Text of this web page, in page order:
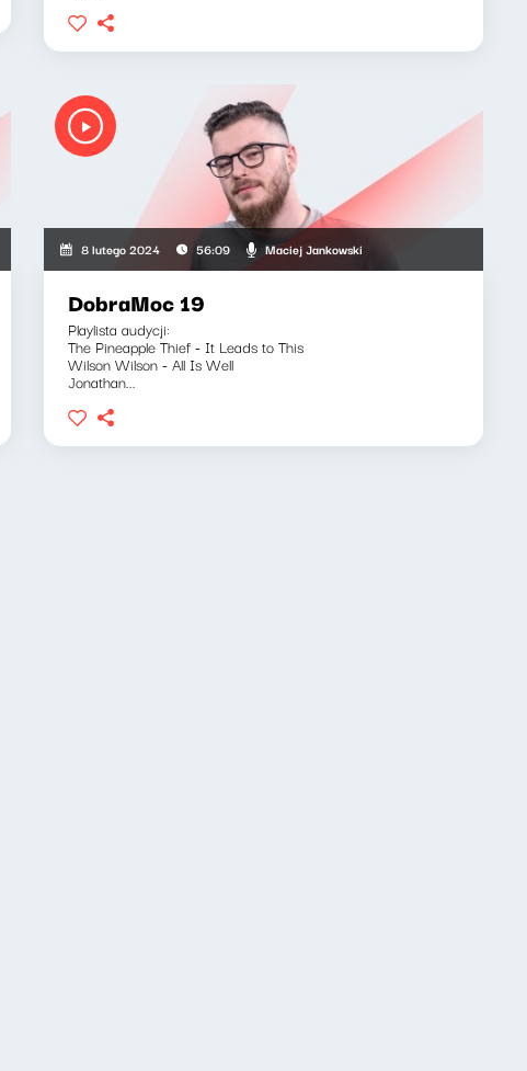
8 lutego 2024 56:09 Maciej Jankowski
DobraMoc 19
Playlista audycji:
The Pineapple Thief - It Leads to This
Wilson Wilson - All Is Well
Jonathan...